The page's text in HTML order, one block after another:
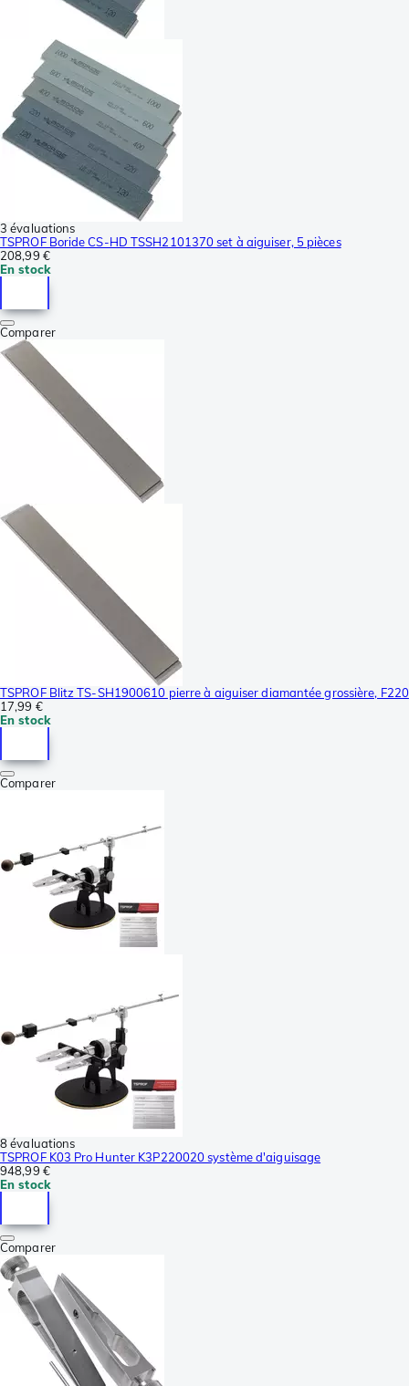
3 évaluations
TSPROF Boride CS-HD TSSH2101370 set à aiguiser, 5 pièces
208,99 €
En stock
Comparer
TSPROF Blitz TS-SH1900610 pierre à aiguiser diamantée grossière, F220
17,99 €
En stock
Comparer
8 évaluations
TSPROF K03 Pro Hunter K3P220020 système d'aiguisage
948,99 €
En stock
Comparer